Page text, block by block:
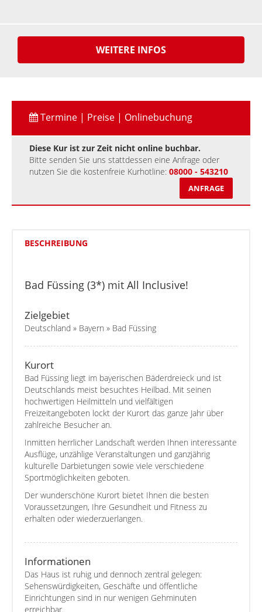
WEITERE INFOS
Termine | Preise | Onlinebuchung
Diese Kur ist zur Zeit nicht online buchbar.
Bitte senden Sie uns stattdessen eine Anfrage oder
nutzen Sie die kostenfreie Kurhotline: 08000 - 543210
ANFRAGE
BESCHREIBUNG
Bad Füssing (3*) mit All Inclusive!
Zielgebiet
Deutschland » Bayern » Bad Füssing
Kurort
Bad Füssing liegt im bayerischen Bäderdreieck und ist
Deutschlands meist besuchtes Heilbad. Mit seinen
hochwertigen Heilmitteln und vielfältigen
Freizeitangeboten lockt der Kurort das ganze Jahr über
zahlreiche Besucher an.
Inmitten herrlicher Landschaft werden Ihnen interessante
Ausflüge, unzählige Veranstaltungen und ganzjährig
kulturelle Darbietungen sowie viele verschiedene
Sportmöglichkeiten geboten.
Der wunderschöne Kurort bietet Ihnen die besten
Voraussetzungen, Ihre Gesundheit und Fitness zu
erhalten oder wiederzuerlangen.
Informationen
Das Haus ist ruhig und dennoch zentral gelegen:
Sehenswürdigkeiten, Geschäfte und öffentliche
Einrichtungen sind in nur wenigen Gehminuten
erreichbar.